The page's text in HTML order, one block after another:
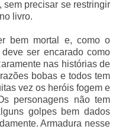
precisar se restringir
livro.
bem mortal e, como o
ser encarado como
nas histórias de
bobas e todos tem
vez os heróis fogem e
personagens não tem
golpes bem dados
Armadura nesse